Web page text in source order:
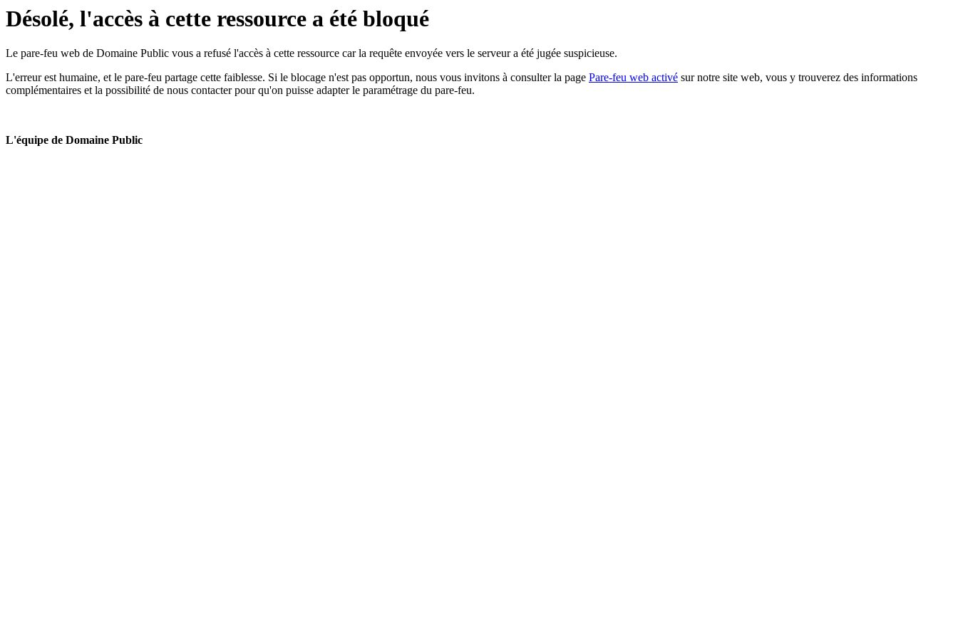
Désolé, l'accès à cette ressource a été bloqué
Le pare-feu web de Domaine Public vous a refusé l'accès à cette ressource car la requête envoyée vers le serveur a été jugée suspicieuse.
L'erreur est humaine, et le pare-feu partage cette faiblesse. Si le blocage n'est pas opportun, nous vous invitons à consulter la page Pare-feu web activé sur notre site web, vous y trouverez des informations
complémentaires et la possibilité de nous contacter pour qu'on puisse adapter le paramétrage du pare-feu.
L'équipe de Domaine Public